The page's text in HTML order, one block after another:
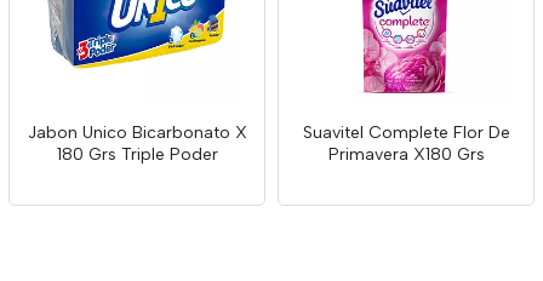
Jabon Unico Bicarbonato X
180 Grs Triple Poder
Suavitel Complete Flor De
Primavera X180 Grs